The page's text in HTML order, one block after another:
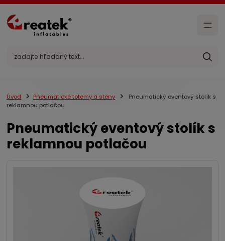
Úvod Pneumatické totemy a steny
Pneumatický eventový stolík s
reklamnou potlačou
Pneumatický eventový stolík s
reklamnou potlačou